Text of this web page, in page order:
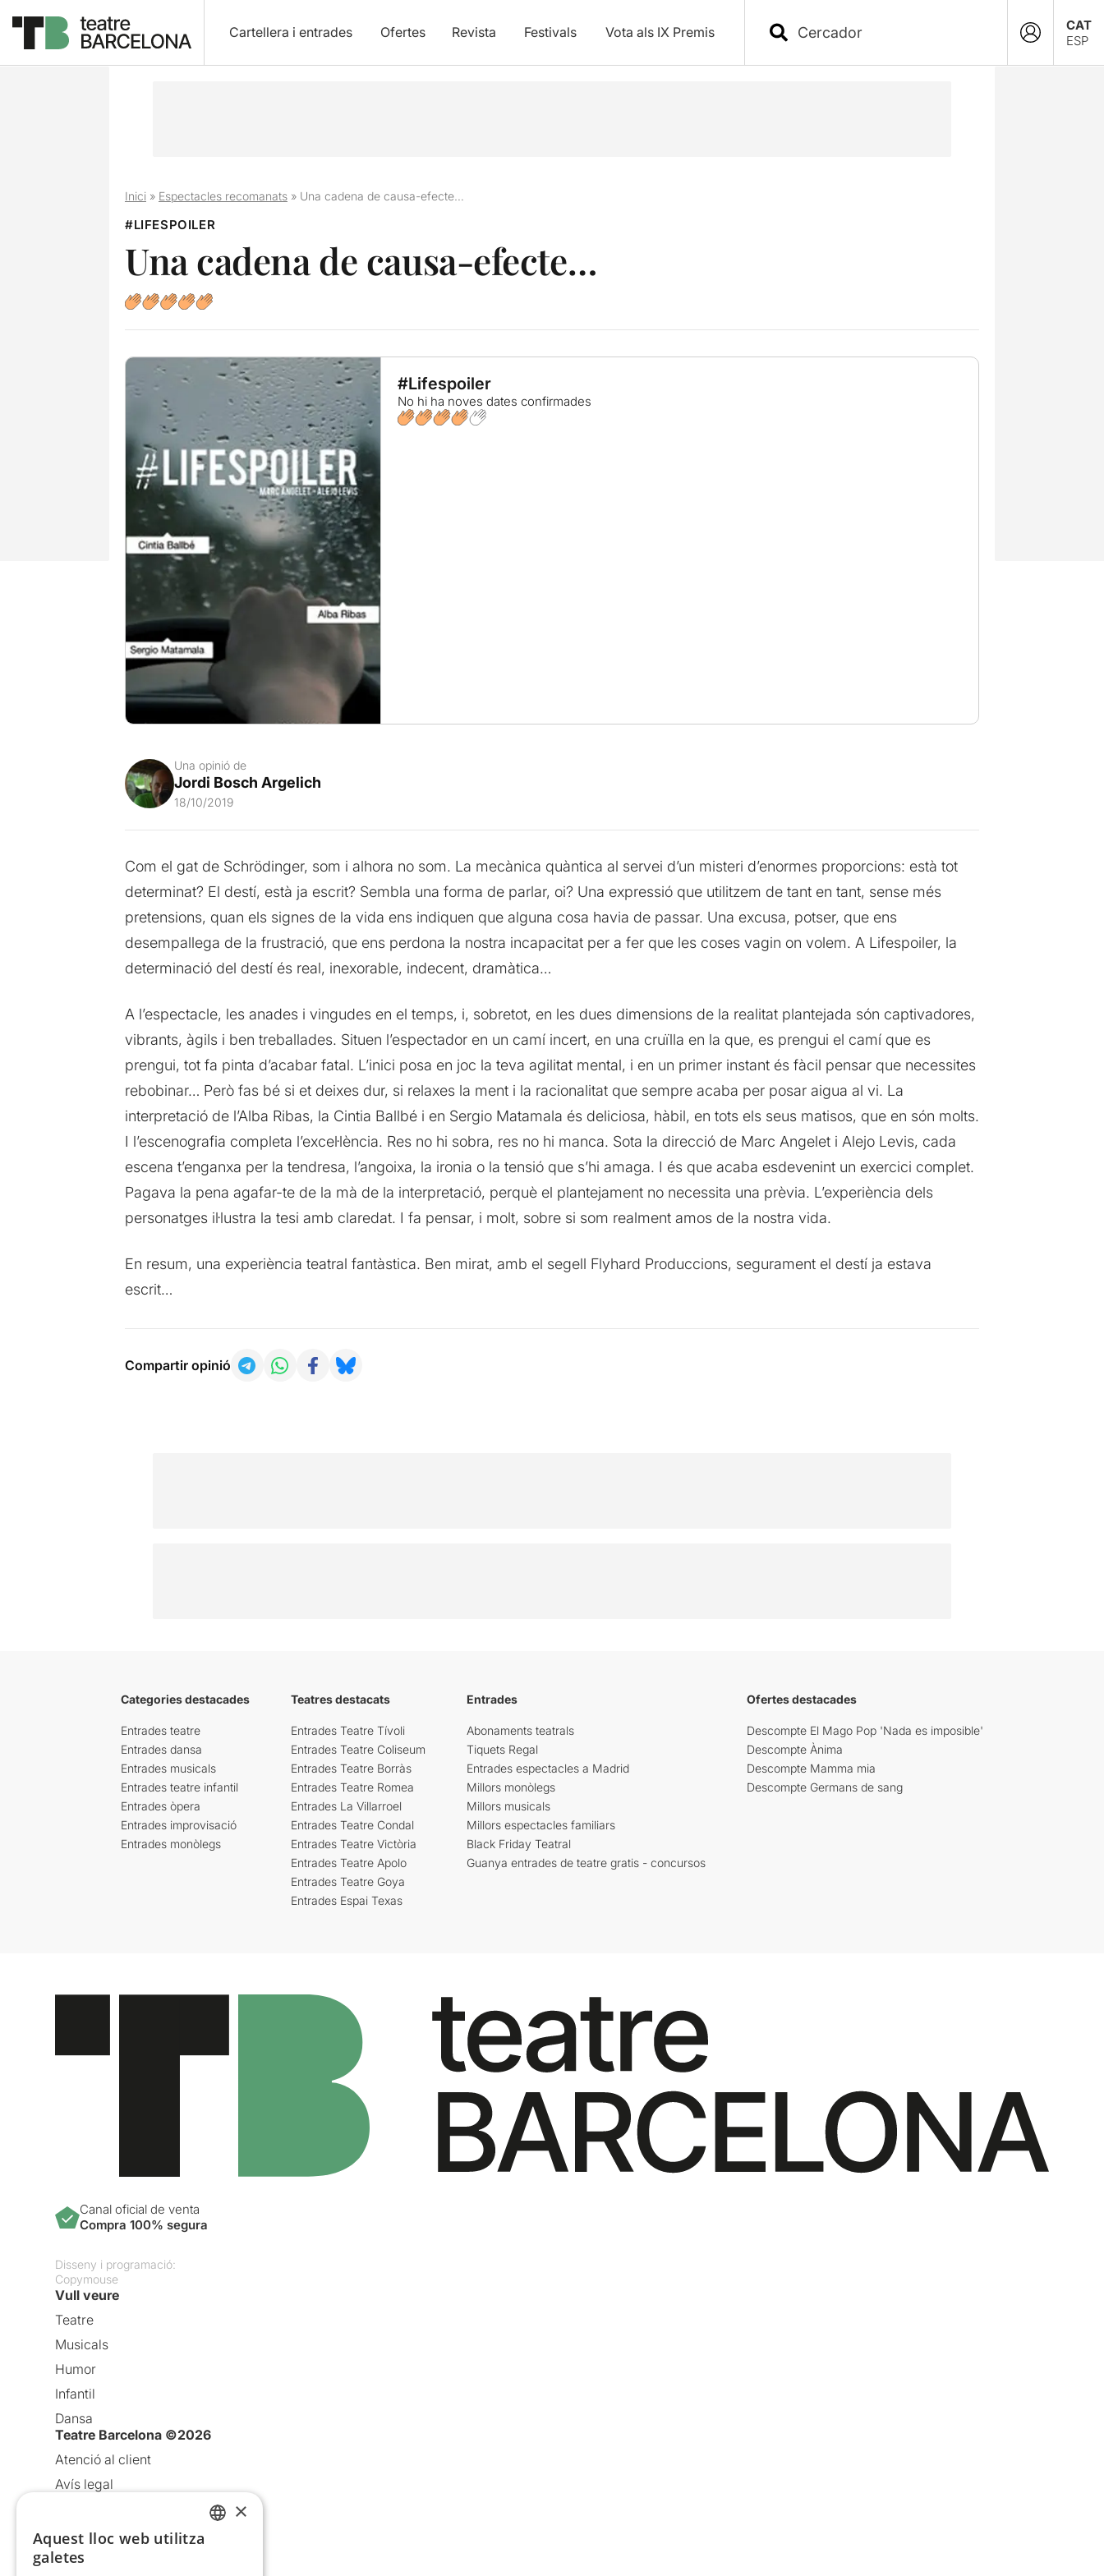
Cartellera i entrades Ofertes Revista Festivals Vota als IX Premis
CAT
ESP
Inici» Espectacles recomanats» Una cadena de causa-efecte…
#LIFESPOILER
Una cadena de causa-efecte…
#Lifespoiler
No hi ha noves dates confirmades
Una opinió de
Jordi Bosch Argelich
18/10/2019
Com el gat de Schrödinger, som i alhora no som. La mecànica quàntica al servei d’un misteri d’enormes proporcions: està tot
determinat? El destí, està ja escrit? Sembla una forma de parlar, oi? Una expressió que utilitzem de tant en tant, sense més
pretensions, quan els signes de la vida ens indiquen que alguna cosa havia de passar. Una excusa, potser, que ens
desempallega de la frustració, que ens perdona la nostra incapacitat per a fer que les coses vagin on volem. A Lifespoiler, la
determinació del destí és real, inexorable, indecent, dramàtica…
A l’espectacle, les anades i vingudes en el temps, i, sobretot, en les dues dimensions de la realitat plantejada són captivadores,
vibrants, àgils i ben treballades. Situen l’espectador en un camí incert, en una cruïlla en la que, es prengui el camí que es
prengui, tot fa pinta d’acabar fatal. L’inici posa en joc la teva agilitat mental, i en un primer instant és fàcil pensar que necessites
rebobinar… Però fas bé si et deixes dur, si relaxes la ment i la racionalitat que sempre acaba per posar aigua al vi. La
interpretació de l’Alba Ribas, la Cintia Ballbé i en Sergio Matamala és deliciosa, hàbil, en tots els seus matisos, que en són molts.
I l’escenografia completa l’excel·lència. Res no hi sobra, res no hi manca. Sota la direcció de Marc Angelet i Alejo Levis, cada
escena t’enganxa per la tendresa, l’angoixa, la ironia o la tensió que s’hi amaga. I és que acaba esdevenint un exercici complet.
Pagava la pena agafar-te de la mà de la interpretació, perquè el plantejament no necessita una prèvia. L’experiència dels
personatges il·lustra la tesi amb claredat. I fa pensar, i molt, sobre si som realment amos de la nostra vida.
En resum, una experiència teatral fantàstica. Ben mirat, amb el segell Flyhard Produccions, segurament el destí ja estava
escrit…
Compartir opinió
Categories destacades
Entrades teatre
Entrades dansa
Entrades musicals
Entrades teatre infantil
Entrades òpera
Entrades improvisació
Entrades monòlegs
Teatres destacats
Entrades Teatre Tívoli
Entrades Teatre Coliseum
Entrades Teatre Borràs
Entrades Teatre Romea
Entrades La Villarroel
Entrades Teatre Condal
Entrades Teatre Victòria
Entrades Teatre Apolo
Entrades Teatre Goya
Entrades Espai Texas
Entrades
Abonaments teatrals
Tiquets Regal
Entrades espectacles a Madrid
Millors monòlegs
Millors musicals
Millors espectacles familiars
Black Friday Teatral
Guanya entrades de teatre gratis - concursos
Ofertes destacades
Descompte El Mago Pop 'Nada es imposible'
Descompte Ànima
Descompte Mamma mia
Descompte Germans de sang
Canal oficial de venta
Compra 100% segura
Disseny i programació:
Copymouse
Vull veure
Teatre
Musicals
Humor
Infantil
Dansa
Teatre Barcelona ©2026
Atenció al client
Avís legal
Política de cookies
Condicions d’ús
×
Aquest lloc web utilitza
galetes